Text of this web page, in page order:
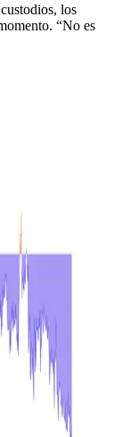
los
“No es